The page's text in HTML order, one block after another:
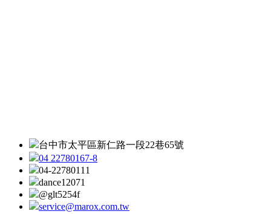
台中市太平區新仁路一段22巷65號
04 22780167-8
04-22780111
dance12071
@glt5254f
service@marox.com.tw